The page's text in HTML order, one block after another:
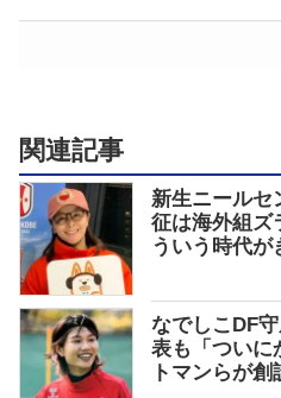
関連記事
新生ニール
征は海外組
ういう時代が
なでしこDF
表も「つい
トマンらが